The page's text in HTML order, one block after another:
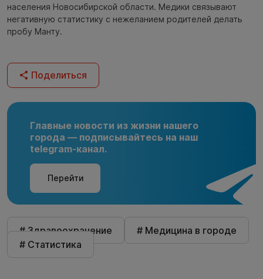
населения Новосибирской области. Медики связывают
негативную статистику с нежеланием родителей делать
пробу Манту.
Поделиться
Главные новости из жизни нашего
города — подписывайтесь на наш
telegram-канал.
Перейти
# Здравоохранение
# Медицина в городе
# Статистика